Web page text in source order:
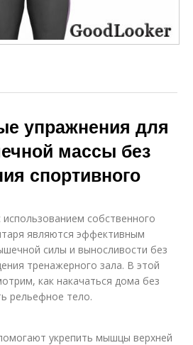
упражнения для
массы без
спортивного
собственного
являются эффективным
силы и выносливости без
тренажерного зала. В этой
как накачаться дома без
рельефное тело.
укрепить мышцы верхней